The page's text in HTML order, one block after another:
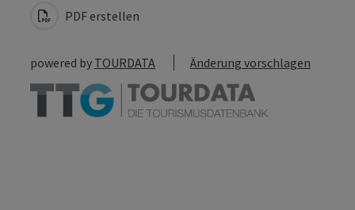
PDF erstellen
powered by TOURDATA Änderung vorschlagen